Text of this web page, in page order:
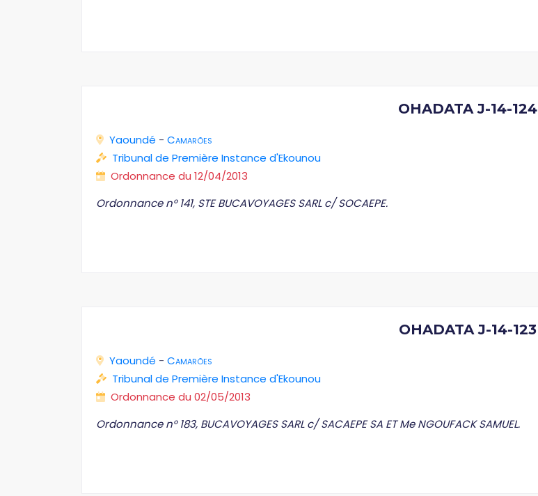
OHADATA J-14-124
Yaoundé - Camarões
Tribunal de Première Instance d'Ekounou
Ordonnance du 12/04/2013
Ordonnance n° 141, STE BUCAVOYAGES SARL c/ SOCAEPE.
OHADATA J-14-123
Yaoundé - Camarões
Tribunal de Première Instance d'Ekounou
Ordonnance du 02/05/2013
Ordonnance n° 183, BUCAVOYAGES SARL c/ SACAEPE SA ET Me NGOUFACK SAMUEL.